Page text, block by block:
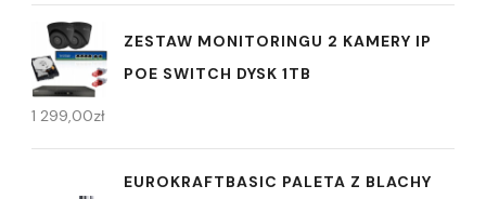
ZESTAW MONITORINGU 2 KAMERY IP
POE SWITCH DYSK 1TB
1 299,00zł
EUROKRAFTBASIC PALETA Z BLACHY